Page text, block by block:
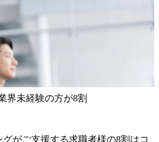
界未経験の方が8割
がご支援する求職者様の8割はコ